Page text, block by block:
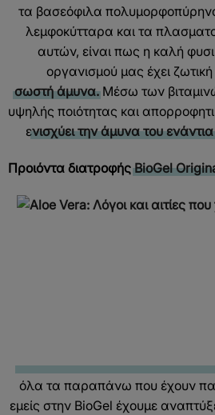
τα βασεόφιλα
λεμφοκύτταρα και τα
αυτών, είναι πως η καλή
οργανισμού μας έχει
σωστή άμυνα.Μέσω των
υψηλής ποιότητας και
ενισχύει την άμυνα του
Προιόντα διατροφήςBioGel
όλα τα παραπάνω που έχουν
εμείς στην BioGel έχουμε